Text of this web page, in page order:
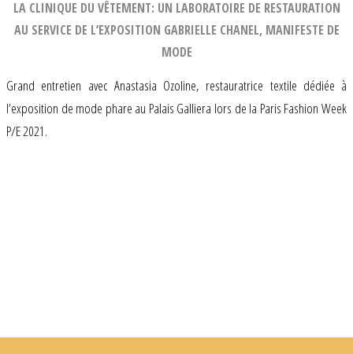
LA CLINIQUE DU VÊTEMENT: UN LABORATOIRE DE RESTAURATION
AU SERVICE DE L’EXPOSITION GABRIELLE CHANEL, MANIFESTE DE
MODE
Grand entretien avec Anastasia Ozoline, restauratrice textile dédiée à
l’exposition de mode phare au Palais Galliera lors de la Paris Fashion Week
P/E 2021.